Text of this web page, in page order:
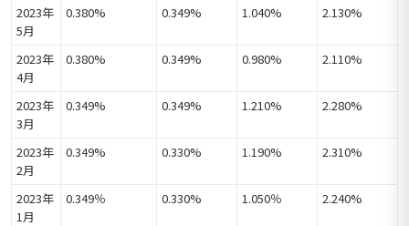
2023年
5月
0.380% 0.349% 1.040% 2.130%
2023年
4月
0.380% 0.349% 0.980% 2.110%
2023年
3月
0.349% 0.349% 1.210% 2.280%
2023年
2月
0.349% 0.330% 1.190% 2.310%
2023年
1月
0.349％ 0.330% 1.050％ 2.240%